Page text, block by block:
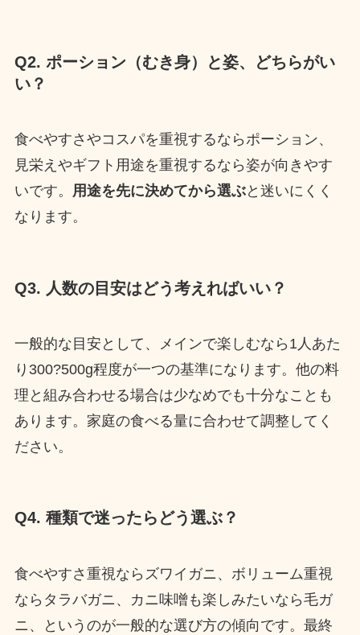
Q2. ポーション（むき身）と姿、どちらがい
い？
食べやすさやコスパを重視するならポーション、
見栄えやギフト用途を重視するなら姿が向きやす
いです。 用途を先に決めてから選ぶと迷いにくく
なります。
Q3. 人数の目安はどう考えればいい？
一般的な目安として、メインで楽しむなら1人あた
り300?500g程度が一つの基準になります。他の料
理と組み合わせる場合は少なめでも十分なことも
あります。家庭の食べる量に合わせて調整してく
ださい。
Q4. 種類で迷ったらどう選ぶ？
食べやすさ重視ならズワイガニ、ボリューム重視
ならタラバガニ、カニ味噌も楽しみたいなら毛ガ
ニ、というのが一般的な選び方の傾向です。最終